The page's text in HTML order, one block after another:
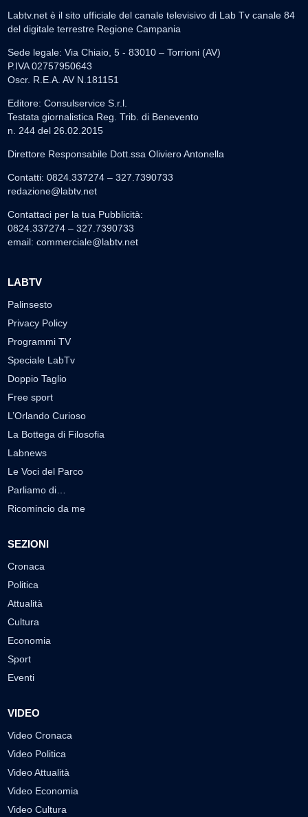
Labtv.net è il sito ufficiale del canale televisivo di Lab Tv canale 84
del digitale terrestre Regione Campania
Sede legale: Via Chiaio, 5 - 83010 – Torrioni (AV)
P.IVA 02757950643
Oscr. R.E.A. AV N.181151
Editore: Consulservice S.r.l.
Testata giornalistica Reg. Trib. di Benevento
n. 244 del 26.02.2015
Direttore Responsabile Dott.ssa Oliviero Antonella
Contatti: 0824.337274 – 327.7390733
redazione@labtv.net
Contattaci per la tua Pubblicità:
0824.337274 – 327.7390733
email: commerciale@labtv.net
LABTV
Palinsesto
Privacy Policy
Programmi TV
Speciale LabTv
Doppio Taglio
Free sport
L’Orlando Curioso
La Bottega di Filosofia
Labnews
Le Voci del Parco
Parliamo di…
Ricomincio da me
SEZIONI
Cronaca
Politica
Attualità
Cultura
Economia
Sport
Eventi
VIDEO
Video Cronaca
Video Politica
Video Attualità
Video Economia
Video Cultura